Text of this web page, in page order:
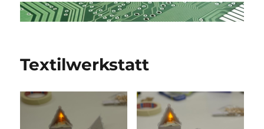
Textilwerkstatt